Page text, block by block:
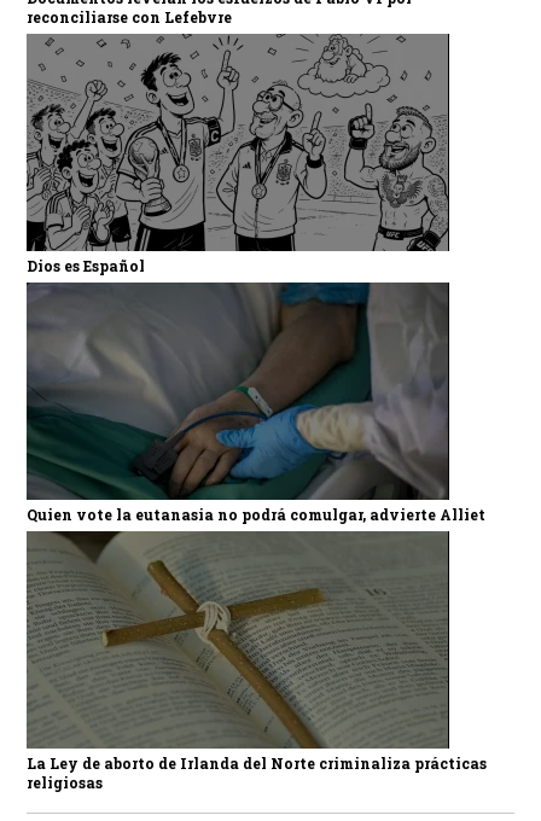
reconciliarse con Lefebvre
Dios es Español
Quien vote la eutanasia no podrá comulgar, advierte Alliet
La Ley de aborto de Irlanda del Norte criminaliza prácticas
religiosas